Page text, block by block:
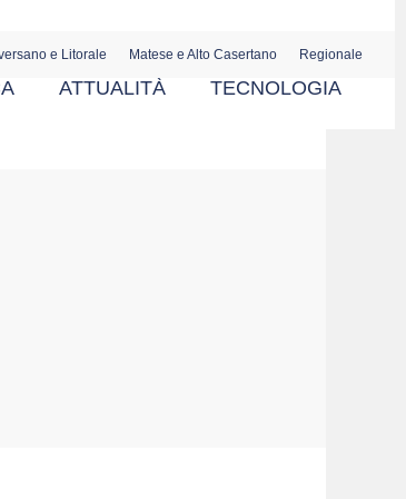
e Litorale Matese e Alto Casertano Regionale
ATTUALITÀ TECNOLOGIA